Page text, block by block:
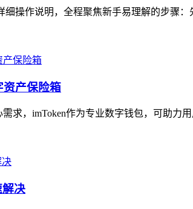
操作说明，全程聚焦新手易理解的步骤
资产保险箱
求，imToken作为专业数字钱包，可助力
决